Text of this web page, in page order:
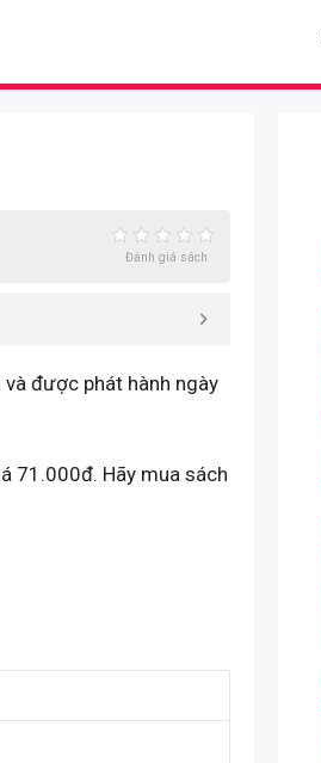
Đánh giá sách
được phát hành ngày
71.000đ. Hãy mua sách